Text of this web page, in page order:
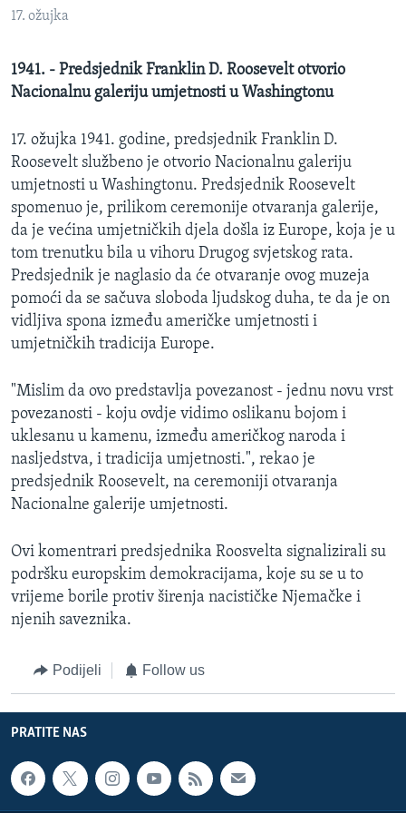
MAGAZIN
Learning English
PRATITE NAS
Jezici
17. ožujka
1941. - Predsjednik Franklin D. Roosevelt otvorio
Nacionalnu galeriju umjetnosti u Washingtonu
17. ožujka 1941. godine, predsjednik Franklin D.
Roosevelt službeno je otvorio Nacionalnu galeriju
umjetnosti u Washingtonu. Predsjednik Roosevelt
spomenuo je, prilikom ceremonije otvaranja galerije,
da je većina umjetničkih djela došla iz Europe, koja je u
tom trenutku bila u vihoru Drugog svjetskog rata.
Predsjednik je naglasio da će otvaranje ovog muzeja
pomoći da se sačuva sloboda ljudskog duha, te da je on
vidljiva spona između američke umjetnosti i
umjetničkih tradicija Europe.
"Mislim da ovo predstavlja povezanost - jednu novu vrst
povezanosti - koju ovdje vidimo oslikanu bojom i
uklesanu u kamenu, između američkog naroda i
nasljedstva, i tradicija umjetnosti.", rekao je
predsjednik Roosevelt, na ceremoniji otvaranja
Nacionalne galerije umjetnosti.
Ovi komentrari predsjednika Roosvelta signalizirali su
podršku europskim demokracijama, koje su se u to
vrijeme borile protiv širenja nacističke Njemačke i
njenih saveznika.
Podijeli Follow us
PRATITE NAS